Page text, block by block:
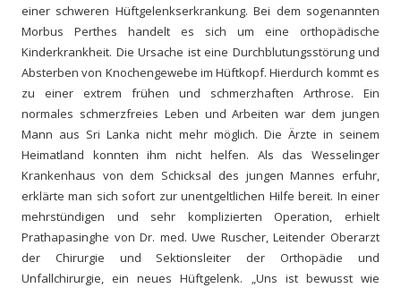
einer schweren Hüftgelenkserkrankung. Bei dem sogenannten
Morbus Perthes handelt es sich um eine orthopädische
Kinderkrankheit. Die Ursache ist eine Durchblutungsstörung und
Absterben von Knochengewebe im Hüftkopf. Hierdurch kommt es
zu einer extrem frühen und schmerzhaften Arthrose. Ein
normales schmerzfreies Leben und Arbeiten war dem jungen
Mann aus Sri Lanka nicht mehr möglich. Die Ärzte in seinem
Heimatland konnten ihm nicht helfen. Als das Wesselinger
Krankenhaus von dem Schicksal des jungen Mannes erfuhr,
erklärte man sich sofort zur unentgeltlichen Hilfe bereit. In einer
mehrstündigen und sehr komplizierten Operation, erhielt
Prathapasinghe von Dr. med. Uwe Ruscher, Leitender Oberarzt
der Chirurgie und Sektionsleiter der Orthopädie und
Unfallchirurgie, ein neues Hüftgelenk. „Uns ist bewusst wie